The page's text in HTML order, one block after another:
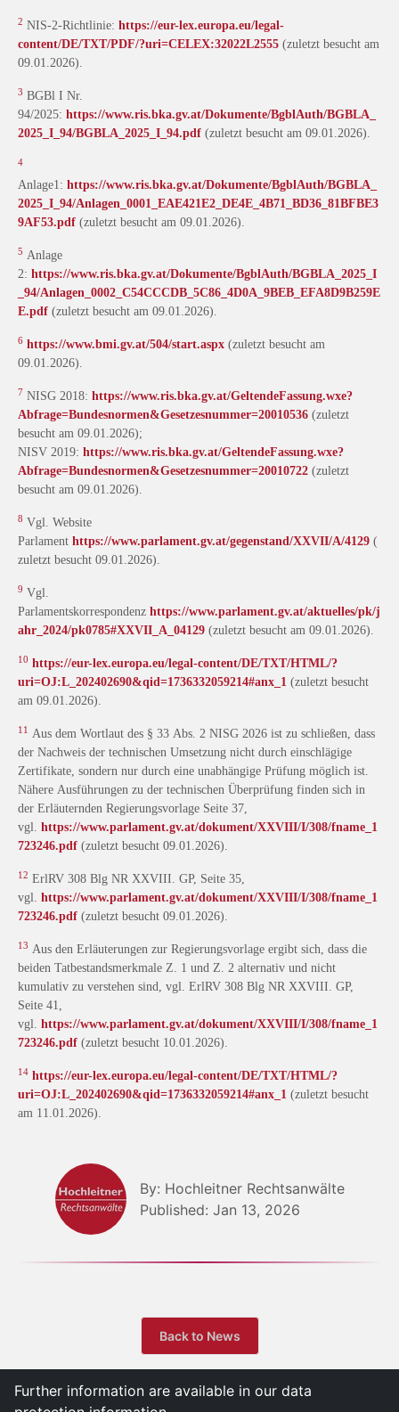
2 NIS-2-Richtlinie: https://eur-lex.europa.eu/legal-
content/DE/TXT/PDF/?uri=CELEX:32022L2555 (zuletzt besucht am
09.01.2026).
3 BGBl I Nr.
94/2025: https://www.ris.bka.gv.at/Dokumente/BgblAuth/BGBLA_
2025_I_94/BGBLA_2025_I_94.pdf (zuletzt besucht am 09.01.2026).
4
Anlage1: https://www.ris.bka.gv.at/Dokumente/BgblAuth/BGBLA_
2025_I_94/Anlagen_0001_EAE421E2_DE4E_4B71_BD36_81BFBE3
9AF53.pdf (zuletzt besucht am 09.01.2026).
5 Anlage
2: https://www.ris.bka.gv.at/Dokumente/BgblAuth/BGBLA_2025_I
_94/Anlagen_0002_C54CCCDB_5C86_4D0A_9BEB_EFA8D9B259E
E.pdf (zuletzt besucht am 09.01.2026).
6 https://www.bmi.gv.at/504/start.aspx (zuletzt besucht am
09.01.2026).
7 NISG 2018: https://www.ris.bka.gv.at/GeltendeFassung.wxe?
Abfrage=Bundesnormen&Gesetzesnummer=20010536 (zuletzt
besucht am 09.01.2026);
NISV 2019: https://www.ris.bka.gv.at/GeltendeFassung.wxe?
Abfrage=Bundesnormen&Gesetzesnummer=20010722 (zuletzt
besucht am 09.01.2026).
8 Vgl. Website
Parlament https://www.parlament.gv.at/gegenstand/XXVII/A/4129 (
zuletzt besucht 09.01.2026).
9 Vgl.
Parlamentskorrespondenz https://www.parlament.gv.at/aktuelles/pk/j
ahr_2024/pk0785#XXVII_A_04129 (zuletzt besucht am 09.01.2026).
10 https://eur-lex.europa.eu/legal-content/DE/TXT/HTML/?
uri=OJ:L_202402690&qid=1736332059214#anx_1 (zuletzt besucht
am 09.01.2026).
11 Aus dem Wortlaut des § 33 Abs. 2 NISG 2026 ist zu schließen, dass
der Nachweis der technischen Umsetzung nicht durch einschlägige
Zertifikate, sondern nur durch eine unabhängige Prüfung möglich ist.
Nähere Ausführungen zu der technischen Überprüfung finden sich in
der Erläuternden Regierungsvorlage Seite 37,
vgl. https://www.parlament.gv.at/dokument/XXVIII/I/308/fname_1
723246.pdf (zuletzt besucht 09.01.2026).
12 ErlRV 308 Blg NR XXVIII. GP, Seite 35,
vgl. https://www.parlament.gv.at/dokument/XXVIII/I/308/fname_1
723246.pdf (zuletzt besucht 09.01.2026).
13 Aus den Erläuterungen zur Regierungsvorlage ergibt sich, dass die
beiden Tatbestandsmerkmale Z. 1 und Z. 2 alternativ und nicht
kumulativ zu verstehen sind, vgl. ErlRV 308 Blg NR XXVIII. GP,
Seite 41,
vgl. https://www.parlament.gv.at/dokument/XXVIII/I/308/fname_1
723246.pdf (zuletzt besucht 10.01.2026).
14 https://eur-lex.europa.eu/legal-content/DE/TXT/HTML/?
uri=OJ:L_202402690&qid=1736332059214#anx_1 (zuletzt besucht
am 11.01.2026).
By: Hochleitner Rechtsanwälte
Published: Jan 13, 2026
Back to News
Further information are available in our data